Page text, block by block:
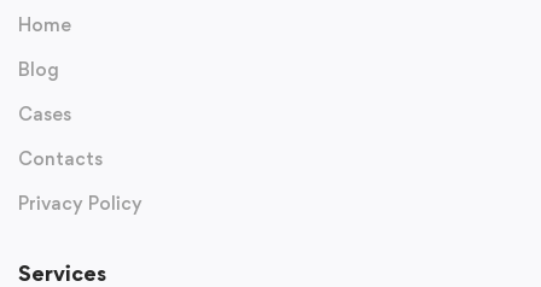
Home
Blog
Cases
Contacts
Privacy Policy
Services